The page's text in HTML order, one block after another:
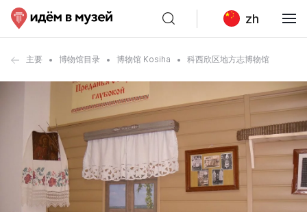
zh
主要 博物馆目录 博物馆 Kosiha 科西欣区地方志博物馆